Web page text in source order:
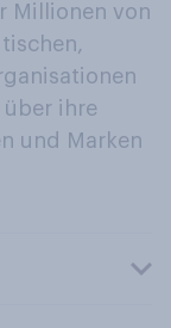
Millionen von
ihre
und Marken